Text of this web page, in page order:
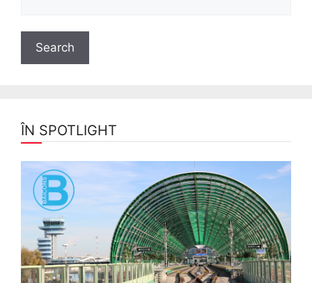
ÎN SPOTLIGHT